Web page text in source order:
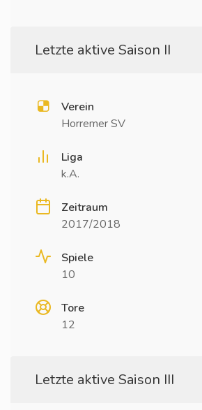
Letzte aktive Saison II
Verein
Horremer SV
Liga
k.A.
Zeitraum
2017/2018
Spiele
10
Tore
12
Letzte aktive Saison III